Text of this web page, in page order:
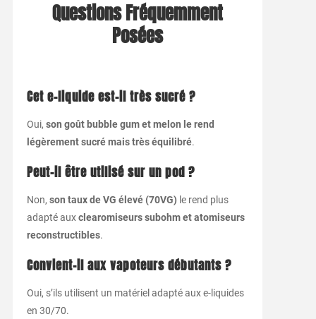
Questions Fréquemment
Posées
Cet e-liquide est-il très sucré ?
Oui, son goût bubble gum et melon le rend
légèrement sucré mais très équilibré.
Peut-il être utilisé sur un pod ?
Non, son taux de VG élevé (70VG) le rend plus
adapté auxclearomiseurs subohm et atomiseurs
reconstructibles.
Convient-il aux vapoteurs débutants ?
Oui, s’ils utilisent un matériel adapté aux e-liquides
en 30/70.